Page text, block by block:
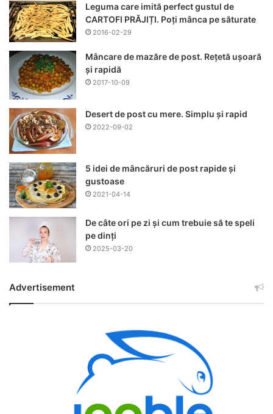
Leguma care imită perfect gustul de
CARTOFI PRĂJIȚI. Poți mânca pe săturate
2016-02-29
Mâncare de mazăre de post. Rețetă ușoară
și rapidă
2017-10-09
Desert de post cu mere. Simplu și rapid
2022-09-02
5 idei de mâncăruri de post rapide și
gustoase
2021-04-14
De câte ori pe zi și cum trebuie să te speli
pe dinți
2025-03-20
Advertisement